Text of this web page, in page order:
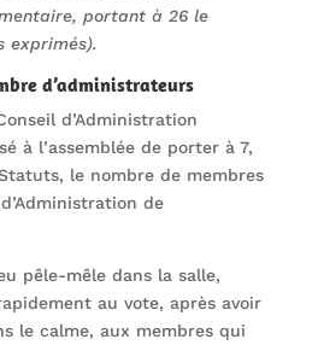
portant à 26 le
exprimés).
d’administrateurs
d’Administration
à l’assemblée de porter à 7,
le nombre de membres
de
pêle-mêle dans la salle,
au vote, après avoir
le calme, aux membres qui